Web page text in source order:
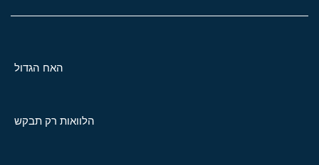
האח הגדול
הלוואות רק תבקש